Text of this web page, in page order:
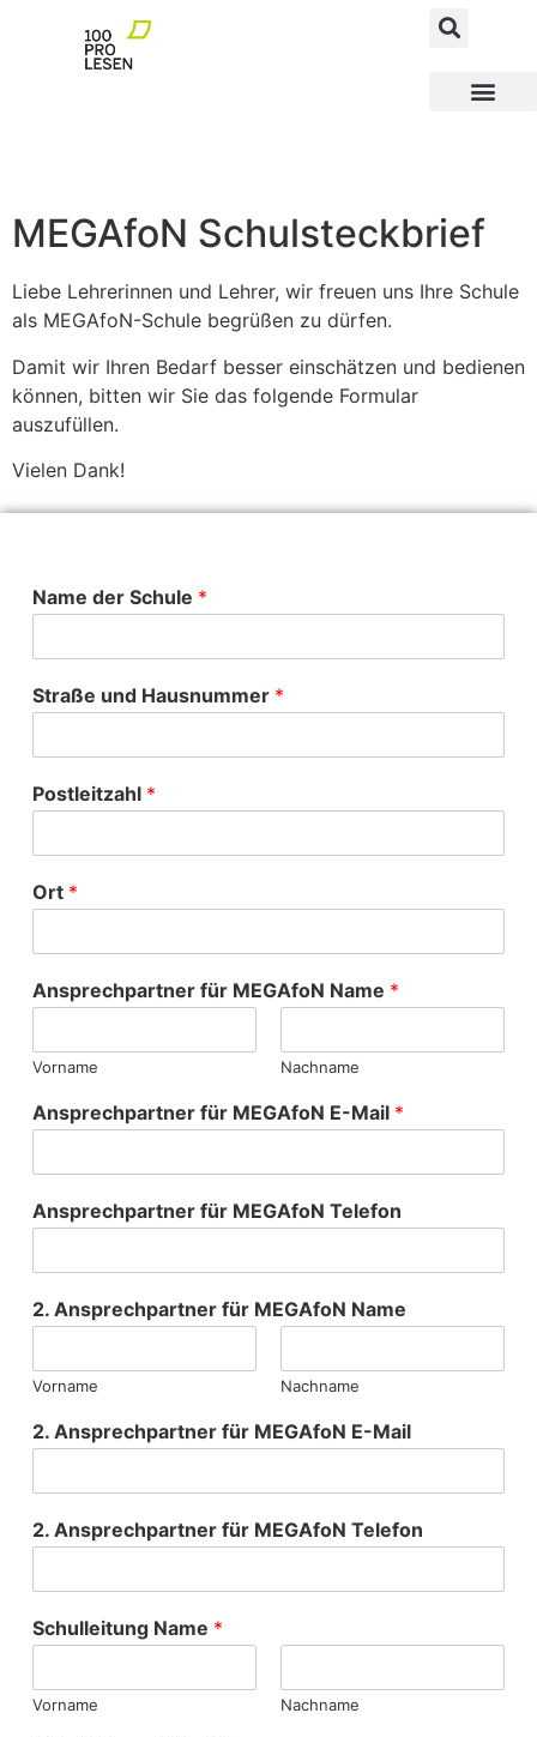
MEGAfoN Schulsteckbrief
Liebe Lehrerinnen und Lehrer, wir freuen uns Ihre Schule
als MEGAfoN-Schule begrüßen zu dürfen.
Damit wir Ihren Bedarf besser einschätzen und bedienen
können, bitten wir Sie das folgende Formular
auszufüllen.
Vielen Dank!
Name der Schule *
Straße und Hausnummer *
Postleitzahl *
Ort *
Ansprechpartner für MEGAfoN Name *
Vorname Nachname
Ansprechpartner für MEGAfoN E-Mail *
Ansprechpartner für MEGAfoN Telefon
2. Ansprechpartner für MEGAfoN Name
Vorname Nachname
2. Ansprechpartner für MEGAfoN E-Mail
2. Ansprechpartner für MEGAfoN Telefon
Schulleitung Name *
Vorname Nachname